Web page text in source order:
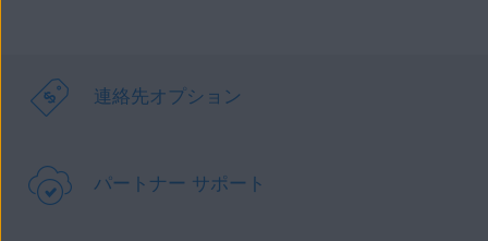
連絡先オプション
パートナー サポート